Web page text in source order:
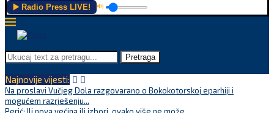
▶️ Radio Press LIVE! 🔊
Pretraga
Najnovije vijesti:
Na proslavi Vučjeg Dola razgovarano o Bokokotorskoj eparhiji i
mogućem razrješenju...